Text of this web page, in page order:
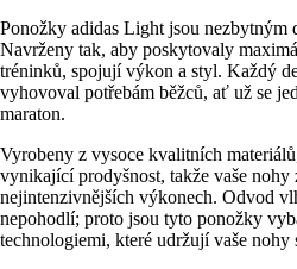
Ponožky adidas Light jsou nezbytným
Navrženy tak, aby poskytovaly
tréninků, spojují výkon a styl. Každý
vyhovoval potřebám běžců, ať už se
maraton.
Vyrobeny z vysoce kvalitních
vynikající prodyšnost, takže vaše nohy
nejintenzivnějších výkonech. Odvod
nepohodlí; proto jsou tyto ponožky
technologiemi, které udržují vaše nohy